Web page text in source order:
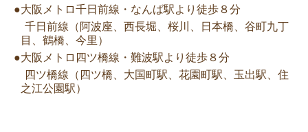
●大阪メトロ千日前線・なんば駅より徒歩８分
千日前線（阿波座、西長堀、桜川、日本橋、谷町九丁
目、鶴橋、今里）
●大阪メトロ四ツ橋線・難波駅より徒歩８分
四ツ橋線（四ツ橋、大国町駅、花園町駅、玉出駅、住
之江公園駅）